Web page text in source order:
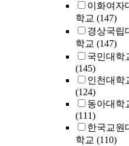
이화여자
학교 (147)
경상국립
학교 (147)
국민대학
(145)
인천대학
(124)
동아대학
(111)
한국교원
학교 (110)